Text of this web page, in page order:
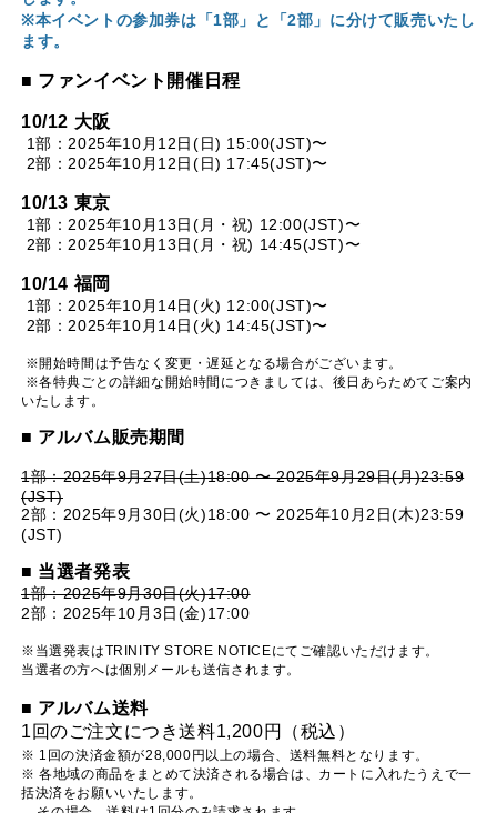
※本イベントの参加券は「 1部」と「2部」に分けて販売いたし
ます。
■ ファンイベント開催日程
10/12 大阪
1部：2025年10月12日(日) 15:00(JST)〜
2部：2025年10月12日(日) 17:45(JST)〜
10/13 東京
1部：2025年10月13日(月・祝) 12:00(JST)〜
2部：2025年10月13日(月・祝) 14:45(JST)〜
10/14 福岡
1部：2025年10月14日(火) 12:00(JST)〜
2部：2025年10月14日(火) 14:45(JST)〜
※開始時間は予告なく変更・遅延となる場合がございます。
※各特典ごとの詳細な開始時間につきましては、後日あらためてご案内
いたします。
■ アルバム販売期間
1部：2025年9月27日(土)18:00 〜 2025年9月29日(月)23:59
(JST)
2部：2025年9月30日(火)18:00 〜 2025年10月2日(木)23:59
(JST)
■ 当選者発表
1部：2025年9月30日(火)17:00
2部：2025年10月3日(金)17:00
※当選発表はTRINITY STORE NOTICEにてご確認いただけます。
当選者の方へは個別メールも送信されます。
■ アルバム送料
1回のご注文につき送料1,200円（税込）
※ 1回の決済金額が28,000円以上の場合、送料無料となります。
※ 各地域の商品をまとめて決済される場合は、カートに入れたうえで一
括決済をお願いいたします。